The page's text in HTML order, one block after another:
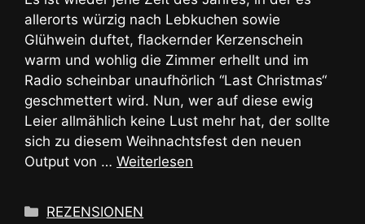
allerorts würzig nach Lebkuchen sowie
Glühwein duftet, flackernder Kerzenschein
warm und wohlig die Zimmer erhellt und im
Radio scheinbar unaufhörlich “Last Christmas“
geschmettert wird. Nun, wer auf diese ewig
Leier allmählich keine Lust mehr hat, der sollte
sich zu diesem Weihnachtsfest den neuen
Output von … Weiterlesen
Kategorien
REZENSIONEN